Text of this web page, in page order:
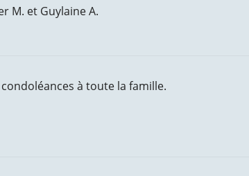
M. et Guylaine A.
à toute la famille.